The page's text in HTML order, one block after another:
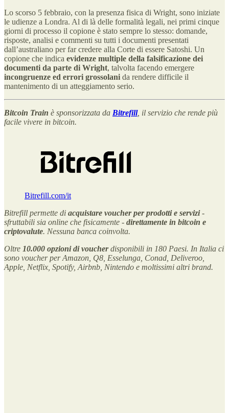
Lo scorso 5 febbraio, con la presenza fisica di Wright, sono iniziate
le udienze a Londra. Al di là delle formalità legali, nei primi cinque
giorni di processo il copione è stato sempre lo stesso: domande,
risposte, analisi e commenti su tutti i documenti presentati
dall’australiano per far credere alla Corte di essere Satoshi. Un
copione che indica evidenze multiple della falsificazione dei
documenti da parte di Wright, talvolta facendo emergere
incongruenze ed errori grossolani da rendere difficile il
mantenimento di un atteggiamento serio.
Bitcoin Train è sponsorizzata da Bitrefill, il servizio che rende più
facile vivere in bitcoin.
Bitrefill.com/it
Bitrefill permette di acquistare voucher per prodotti e servizi-
sfruttabili sia online che fisicamente - direttamente in bitcoin e
criptovalute. Nessuna banca coinvolta.
Oltre 10.000 opzioni di voucherdisponibili in 180 Paesi. In Italia ci
sono voucher per Amazon, Q8, Esselunga, Conad, Deliveroo,
Apple, Netflix, Spotify, Airbnb, Nintendo e moltissimi altri brand.